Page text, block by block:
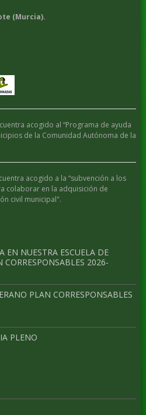
(Murcia).
acogido al “Programa de ayuda
de la Comunidad Autónoma de la
acogido a la “subvención a los
colaborar en la adquisición de
civil municipal".
EN NUESTRA ESCUELA DE
CORRESPONSABLES 2026-
PLAN CORRESPONSABLES
PLENO